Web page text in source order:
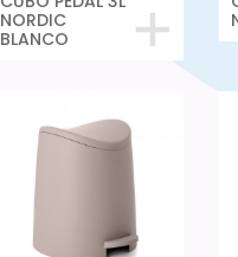
NORDIC
BLANCO